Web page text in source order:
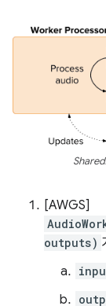
[AWGS]
outputs)